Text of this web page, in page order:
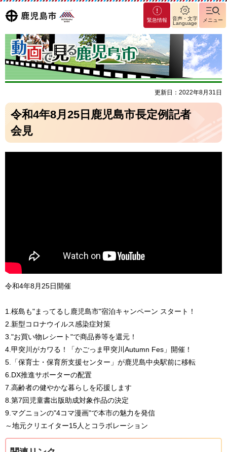
鹿児島
市
マグ
マシ
ティ
鹿児
島市
緊急情報
音声・文字
Language
メニュー
更新日：2022年8月31日
令和4年8月25日鹿児島市長定例記者
会見
令和4年8月25日開催
1.桜島も"まってるし鹿児島市"宿泊キャンペーン スタート！
2.新型コロナウイルス感染症対策
3."お買い物レシート"で商品券等を還元！
4.甲突川がカワる！「かごっま甲突川Autumn Fes」開催！
5.「保育士・保育所支援センター」が鹿児島中央駅前に移転
6.DX推進サポーターの配置
7.高齢者の健やかな暮らしを応援します
8.第7回児童書出版助成対象作品の決定
9.マグニョンの"4コマ漫画"で本市の魅力を発信
～地元クリエイター15人とコラボレーション